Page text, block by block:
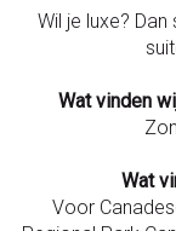
Wil je luxe?
Wat vinden
Wat
Voor